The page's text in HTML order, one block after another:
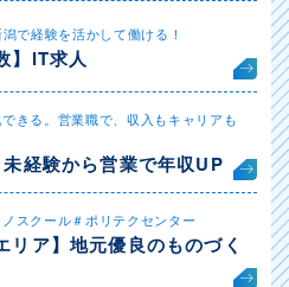
で経験を活かして働ける！
】IT求人
きる。営業職で、収入もキャリアも
未経験から営業で年収UP
スクール＃ポリテクセンター
リア】地元優良のものづく